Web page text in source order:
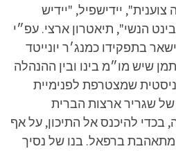
יידישפיל, "יידיש
הנשי", תיאטרון ארצי. עפ״י
בתפקידו כמנג׳ר יונייטד
שיש מו״מ בינו ובין ההנהלה
שמצטרפת לפנימיית
של שגריר ארצות הברית
בכדי להיכנס אל התיכון, על אף
ברפאל. בנו של נסיך